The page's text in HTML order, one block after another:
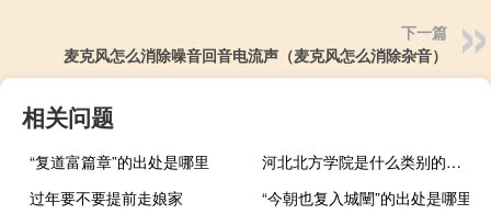
下一篇
麦克风怎么消除噪音回音电流声（麦克风怎么消除杂音）
相关问题
“复道富篇章”的出处是哪里
河北北方学院是什么类别的学校
过年要不要提前走娘家
“今朝也复入城闉”的出处是哪里